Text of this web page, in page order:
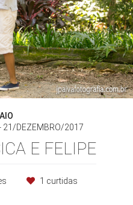
21/DEZEMBRO/2017
E FELIPE
1 curtidas